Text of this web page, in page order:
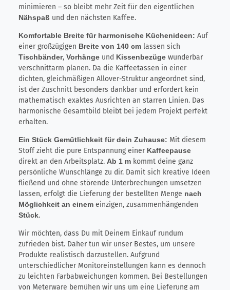
minimieren – so bleibt mehr Zeit für den eigentlichen
Nähspaß und den nächsten Kaffee.
Komfortable Breite für harmonische Küchenideen: Auf
einer großzügigen Breite von 140 cm lassen sich
Tischbänder, Vorhänge und Kissenbezüge wunderbar
verschnittarm planen. Da die Kaffeetassen in einer
dichten, gleichmäßigen Allover-Struktur angeordnet sind,
ist der Zuschnitt besonders dankbar und erfordert kein
mathematisch exaktes Ausrichten an starren Linien. Das
harmonische Gesamtbild bleibt bei jedem Projekt perfekt
erhalten.
Ein Stück Gemütlichkeit für dein Zuhause: Mit diesem
Stoff zieht die pure Entspannung einer Kaffeepause
direkt an den Arbeitsplatz. Ab 1 m kommt deine ganz
persönliche Wunschlänge zu dir. Damit sich kreative Ideen
fließend und ohne störende Unterbrechungen umsetzen
lassen, erfolgt die Lieferung der bestellten Menge nach
Möglichkeit an einem einzigen, zusammenhängenden
Stück.
Wir möchten, dass Du mit Deinem Einkauf rundum
zufrieden bist. Daher tun wir unser Bestes, um unsere
Produkte realistisch darzustellen. Aufgrund
unterschiedlicher Monitoreinstellungen kann es dennoch
zu leichten Farbabweichungen kommen. Bei Bestellungen
von Meterware bemühen wir uns um eine Lieferung am